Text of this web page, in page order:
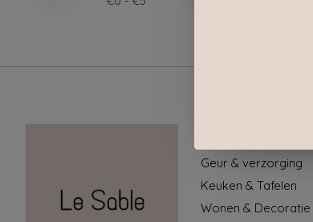
Geur & verzorging
Keuken & Tafelen
Wonen & Decoratie